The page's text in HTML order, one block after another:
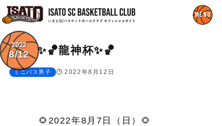
✨🏀龍神杯✨🏀
2022
8/12
ミニバス男子 2022年8月12日
🌻2022年8月7日（日）🌻